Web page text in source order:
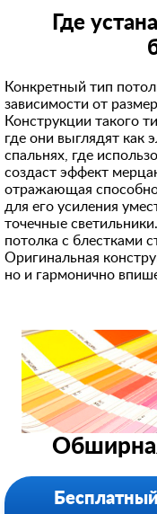
Где
Конкретный тип
зависимости от
Конструкции такого
где они выглядят как
спальнях, где
создаст эффект
отражающая
для его усиления
точечные
потолка с блестками
Оригинальная
но и гармонично